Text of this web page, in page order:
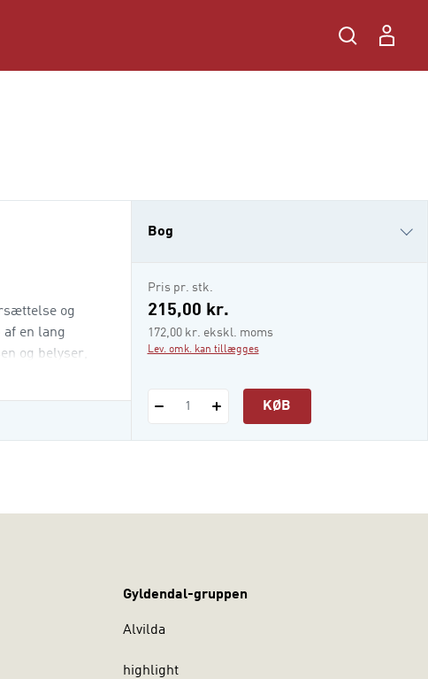
og
en lang
og belyser,
Bog
i-bog
Pris pr. stk.
215,00 kr.
172,00 kr. ekskl. moms
Lev. omk. kan tillægges
1 KØB
Gyldendal-gruppen
Alvilda
highlight